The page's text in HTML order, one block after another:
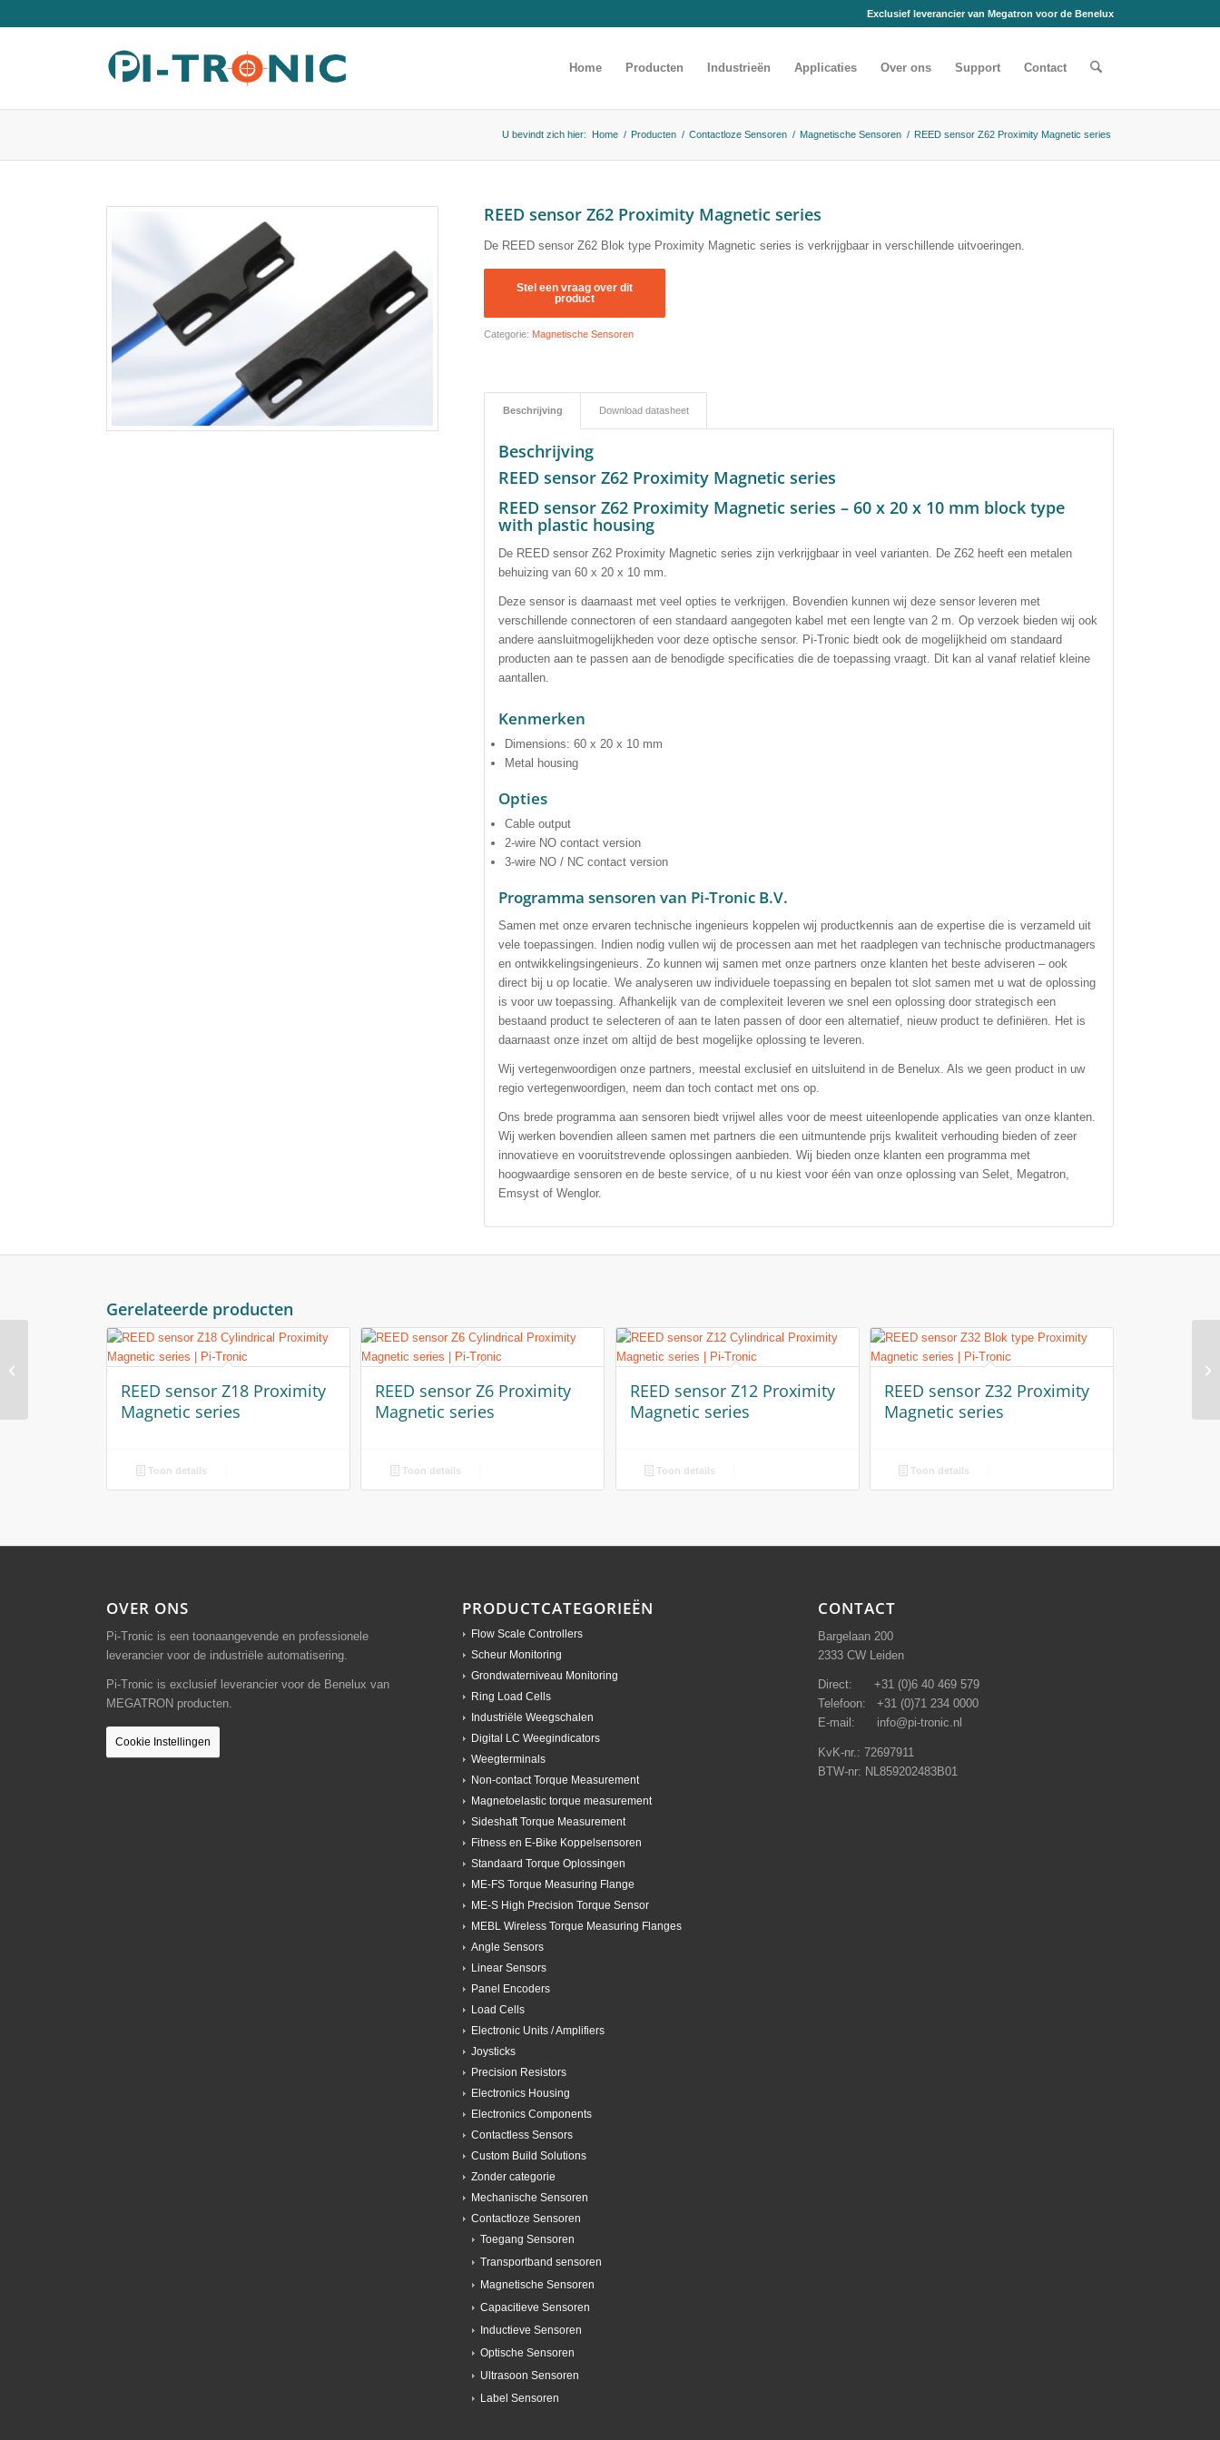
Exclusief leverancier van Megatron voor de Benelux
Home Producten Industrieën Applicaties Over ons Support Contact
U bevindt zich hier: Home / Producten / Contactloze Sensoren / Magnetische Sensoren / REED sensor Z62 Proximity Magnetic series
REED sensor Z62 Proximity Magnetic series
De REED sensor Z62 Blok type Proximity Magnetic series is verkrijgbaar in verschillende uitvoeringen.
Categorie: Magnetische Sensoren
Beschrijving Download datasheet
Beschrijving
REED sensor Z62 Proximity Magnetic series
REED sensor Z62 Proximity Magnetic series – 60 x 20 x 10 mm block type
with plastic housing
De REED sensor Z62 Proximity Magnetic serieszijn verkrijgbaar in veel varianten. De Z62 heeft een metalen
behuizing van 60 x 20 x 10 mm.
Deze sensor is daarnaast met veel opties te verkrijgen. Bovendien kunnen wij deze sensor leveren met
verschillende connectoren of een standaard aangegoten kabel met een lengte van 2 m. Op verzoek bieden wij ook
andere aansluitmogelijkheden voor deze optische sensor. Pi-Tronic biedt ook de mogelijkheid om standaard
producten aan te passen aan de benodigde specificaties die de toepassing vraagt. Dit kan al vanaf relatief kleine
aantallen.
Kenmerken
Dimensions: 60 x 20 x 10 mm
Metal housing
Opties
Cable output
2-wire NO contact version
3-wire NO / NC contact version
Programma sensoren van Pi-Tronic B.V.
Samen met onze ervaren technische ingenieurs koppelen wij productkennis aan de expertise die is verzameld uit
vele toepassingen. Indien nodig vullen wij de processen aan met het raadplegen van technische productmanagers
en ontwikkelingsingenieurs. Zo kunnen wij samen met onze partners onze klanten het beste adviseren – ook
direct bij u op locatie. We analyseren uw individuele toepassing en bepalen tot slot samen met u wat de oplossing
is voor uw toepassing. Afhankelijk van de complexiteit leveren we snel een oplossing door strategisch een
bestaand product te selecteren of aan te laten passen of door een alternatief, nieuw product te definiëren. Het is
daarnaast onze inzet om altijd de best mogelijke oplossing te leveren.
Wij vertegenwoordigen onze partners, meestal exclusief en uitsluitend in de Benelux. Als we geen product in uw
regio vertegenwoordigen, neem dan toch contact met ons op.
Ons brede programma aan sensoren biedt vrijwel alles voor de meest uiteenlopende applicaties van onze klanten.
Wij werken bovendien alleen samen met partners die een uitmuntende prijs kwaliteit verhouding bieden of zeer
innovatieve en vooruitstrevende oplossingen aanbieden. Wij bieden onze klanten een programma met
hoogwaardige sensoren en de beste service, of u nu kiest voor één van onze oplossing van Selet, Megatron,
Emsyst of Wenglor.
Gerelateerde producten
REED sensor Z18 Proximity
Magnetic series
Toon details
REED sensor Z6 Proximity
Magnetic series
Toon details
REED sensor Z12 Proximity
Magnetic series
Toon details
REED sensor Z32 Proximity
Magnetic series
Toon details
OVER ONS
Pi-Tronic is een toonaangevende en professionele
leverancier voor de industriële automatisering.
Pi-Tronic is exclusief leverancier voor de Benelux van
MEGATRON producten.
Cookie Instellingen
PRODUCTCATEGORIEËN
Flow Scale Controllers
Scheur Monitoring
Grondwaterniveau Monitoring
Ring Load Cells
Industriële Weegschalen
Digital LC Weegindicators
Weegterminals
Non-contact Torque Measurement
Magnetoelastic torque measurement
Sideshaft Torque Measurement
Fitness en E-Bike Koppelsensoren
Standaard Torque Oplossingen
ME-FS Torque Measuring Flange
ME-S High Precision Torque Sensor
MEBL Wireless Torque Measuring Flanges
Angle Sensors
Linear Sensors
Panel Encoders
Load Cells
Electronic Units / Amplifiers
Joysticks
Precision Resistors
Electronics Housing
Electronics Components
Contactless Sensors
Custom Build Solutions
Zonder categorie
Mechanische Sensoren
Contactloze Sensoren
Toegang Sensoren
Transportband sensoren
Magnetische Sensoren
Capacitieve Sensoren
Inductieve Sensoren
Optische Sensoren
Ultrasoon Sensoren
Label Sensoren
CONTACT
Bargelaan 200
2333 CW Leiden
Direct: +31 (0)6 40 469 579
Telefoon: +31 (0)71 234 0000
E-mail: info@pi-tronic.nl
KvK-nr.: 72697911
BTW-nr: NL859202483B01
REED sensor Z83
Proximity Magnetic